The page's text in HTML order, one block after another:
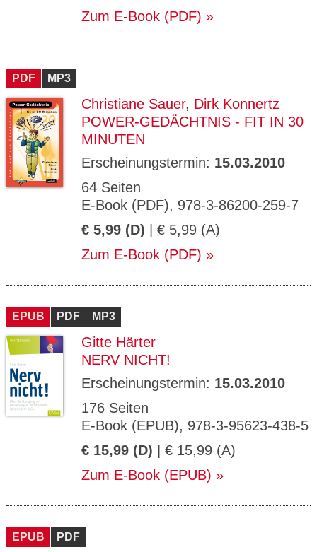
Zum E-Book (PDF)
PDF MP3
Christiane Sauer, Dirk Konnertz
POWER-GEDÄCHTNIS - FIT IN 30
MINUTEN
Erscheinungstermin: 15.03.2010
64 Seiten
E-Book (PDF), 978-3-86200-259-7
€ 5,99 (D) | € 5,99 (A)
Zum E-Book (PDF)
EPUB PDF MP3
Gitte Härter
NERV NICHT!
Erscheinungstermin: 15.03.2010
176 Seiten
E-Book (EPUB), 978-3-95623-438-5
€ 15,99 (D) | € 15,99 (A)
Zum E-Book (EPUB)
EPUB PDF